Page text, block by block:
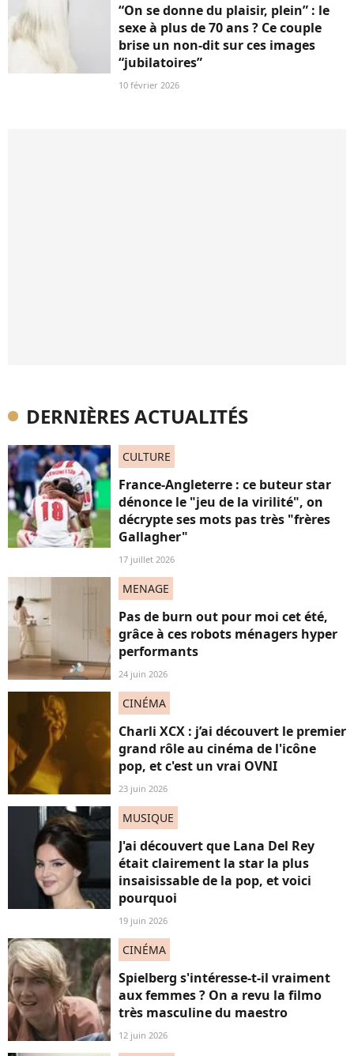
“On se donne du plaisir, plein” : le
sexe à plus de 70 ans ? Ce couple
brise un non-dit sur ces images
“jubilatoires”
10 février 2026
DERNIÈRES ACTUALITÉS
CULTURE
France-Angleterre : ce buteur star
dénonce le "jeu de la virilité", on
décrypte ses mots pas très "frères
Gallagher"
17 juillet 2026
MENAGE
Pas de burn out pour moi cet été,
grâce à ces robots ménagers hyper
performants
24 juin 2026
CINÉMA
Charli XCX : j’ai découvert le premier
grand rôle au cinéma de l'icône
pop, et c'est un vrai OVNI
23 juin 2026
MUSIQUE
J'ai découvert que Lana Del Rey
était clairement la star la plus
insaisissable de la pop, et voici
pourquoi
19 juin 2026
CINÉMA
Spielberg s'intéresse-t-il vraiment
aux femmes ? On a revu la filmo
très masculine du maestro
12 juin 2026